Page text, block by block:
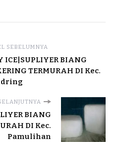
SEBELUMNYA
ICE|SUPLIYER BIANG
TERMURAH DI Kec.
BIANG
DI Kec.
Pamulihan